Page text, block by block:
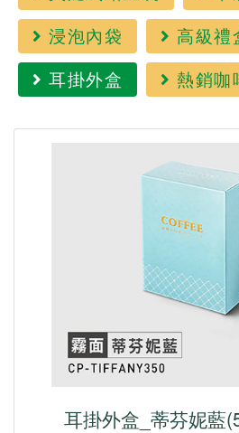
浸泡內袋
高級禮
耳掛外盒
熱銷咖
耳掛外盒_蒂芬妮藍